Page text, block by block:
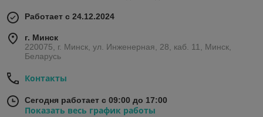
Работает с 24.12.2024
г. Минск
220075, г. Минск, ул. Инженерная, 28, каб. 11, Минск,
Беларусь
Контакты
Сегодня работает с 09:00 до 17:00
Показать весь график работы